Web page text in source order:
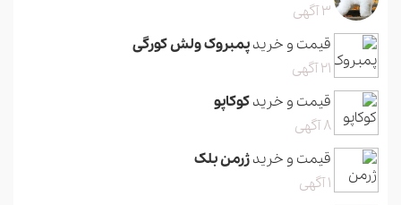
3 آگهی
قیمت و خریدپمبروک ولش کورگی
21 آگهی
قیمت و خریدکوکاپو
8 آگهی
قیمت و خریدژرمن بلک
1 آگهی